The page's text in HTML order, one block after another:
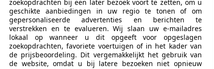
€ 36.950
zoekopdrachten bij een later bezoek voort te zetten, om u
geschikte aanbiedingen in uw regio te tonen of om
gepersonaliseerde advertenties en berichten te
verstrekken en te evalueren. Wij slaan uw e-mailadres
lokaal op wanneer u dit opgeeft voor opgeslagen
zoekopdrachten, favoriete voertuigen of in het kader van
de prijsbeoordeling. Dit vergemakkelijkt het gebruik van
de website, omdat u bij latere bezoeken niet opnieuw